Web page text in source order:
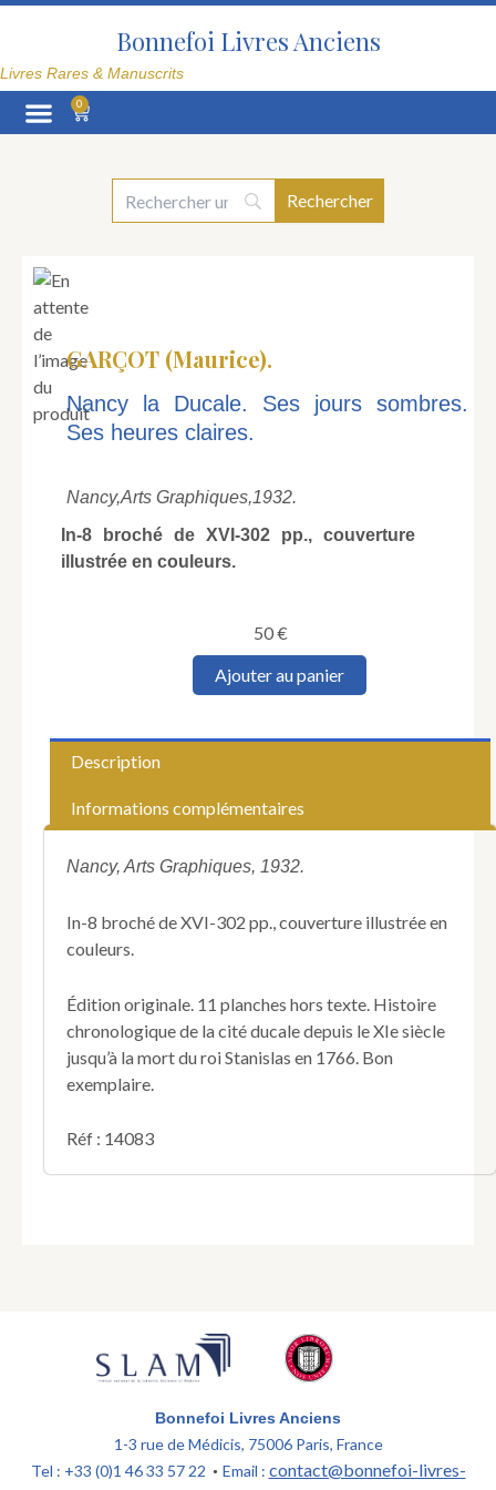
Aller
Bonnefoi Livres Anciens
Livres Rares & Manuscrits
0
Panier
GARÇOT (Maurice).
Nancy la Ducale. Ses jours sombres.
Ses heures claires.
Nancy,Arts Graphiques,1932.
In-8 broché de XVI-302 pp., couverture
illustrée en couleurs.
50€
quantité
Ducale.
Ses
sombres.
claires.
Ajouter au panier
Description
Informations complémentaires
Nancy, Arts Graphiques, 1932.
In-8 broché de XVI-302 pp., couverture illustrée en
couleurs.
Édition originale. 11 planches hors texte. Histoire
chronologique de la cité ducale depuis le XIe siècle
jusqu’à la mort du roi Stanislas en 1766. Bon
exemplaire.
Réf : 14083
Bonnefoi Livres Anciens
1-3 rue de Médicis, 75006 Paris, France
Tel : +33 (0)1 46 33 57 22 • Email : contact@bonnefoi-livres-